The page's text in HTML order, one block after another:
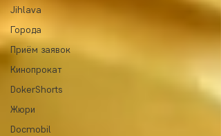
Jihlava
Города
Приём заявок
Кинопрокат
DokerShorts
Жюри
Docmobil